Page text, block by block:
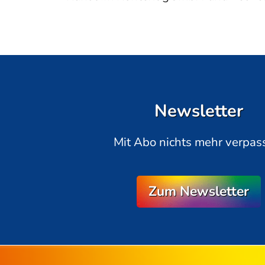
Newsletter
Mit Abo nichts mehr
Zum Newsletter